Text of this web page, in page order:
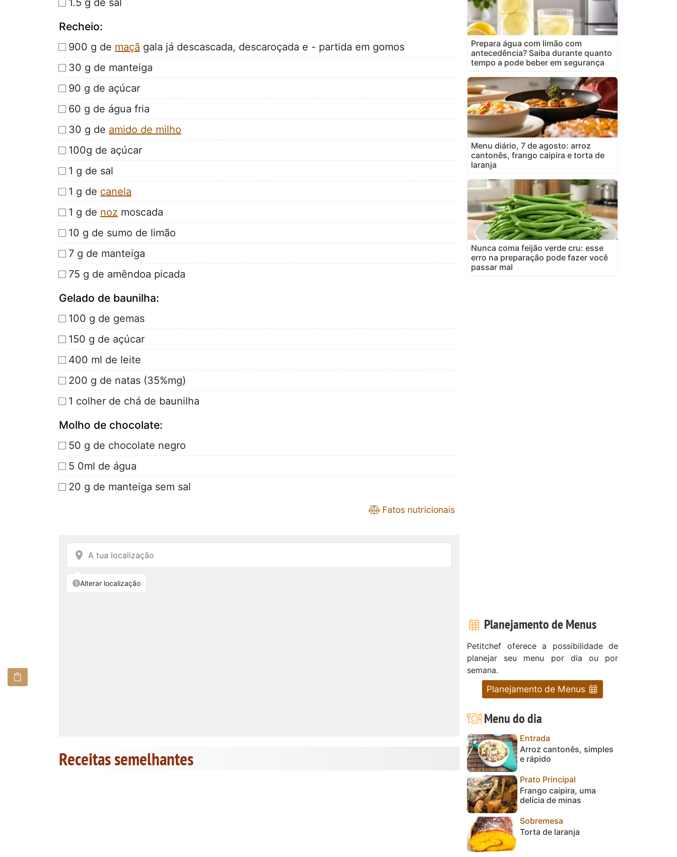
Recheio:
900 g de maçã gala já descascada, descaroçada e - partida em gomos
30 g de manteiga
90 g de açúcar
60 g de água fria
30 g de amido de milho
100g de açúcar
1 g de sal
1 g de canela
1 g de noz moscada
10 g de sumo de limão
7 g de manteiga
75 g de amêndoa picada
Gelado de baunilha:
100 g de gemas
150 g de açúcar
400 ml de leite
200 g de natas (35%mg)
1 colher de chá de baunilha
Molho de chocolate:
50 g de chocolate negro
5 0ml de água
20 g de manteiga sem sal
Fatos nutricionais
Receitas semelhantes
Prepara água com limão com
antecedência? Saiba durante quanto
tempo a pode beber em segurança
Menu diário, 7 de agosto: arroz
cantonês, frango caipira e torta de
laranja
Nunca coma feijão verde cru: esse
erro na preparação pode fazer você
passar mal
Planejamento de Menus
Petitchef oferece a possibilidade de
planejar seu menu por dia ou por
semana.
Planejamento de Menus
Menu do dia
Entrada
Arroz cantonês, simples
e rápido
Prato Principal
Frango caipira, uma
delícia de minas
Sobremesa
Torta de laranja